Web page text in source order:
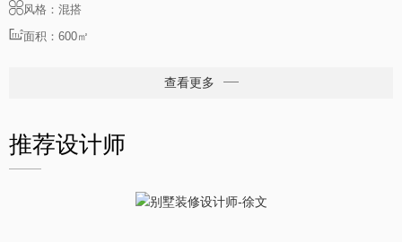
风格：混搭
面积：600㎡
查看更多
推荐设计师